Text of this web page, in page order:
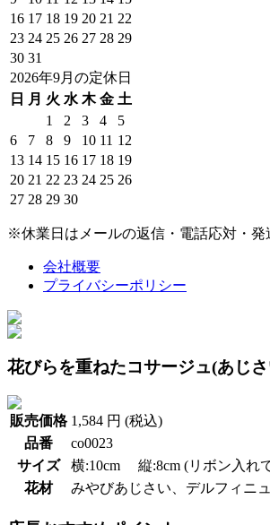
16 17 18 19 20 21 22
23 24 25 26 27 28 29
30 31
2026年9月の定休日
日
月 火 水 木 金 土
1
2 3 4
5
6
7 8 9 10 11 12
13 14 15 16 17 18 19
20 21 22 23 24 25 26
27 28 29 30
※休業日はメールの返信・電話応対・発
会社概要
プライバシーポリシー
花びらを重ねたコサージュ(あじ
販売価格 1,584 円 (税込)
品番
co0023
サイズ
横:10cm 縦:8cm (リボン入れ
花材
みやびあじさい、デルフィニ